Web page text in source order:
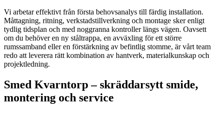
Vi arbetar effektivt från första behovsanalys till färdig installation.
Måttagning, ritning, verkstadstillverkning och montage sker enligt
tydlig tidsplan och med noggranna kontroller längs vägen. Oavsett
om du behöver en ny ståltrappa, en avväxling för ett större
rumssamband eller en förstärkning av befintlig stomme, är vårt team
redo att leverera rätt kombination av hantverk, materialkunskap och
projektledning.
Smed Kvarntorp – skräddarsytt smide,
montering och service